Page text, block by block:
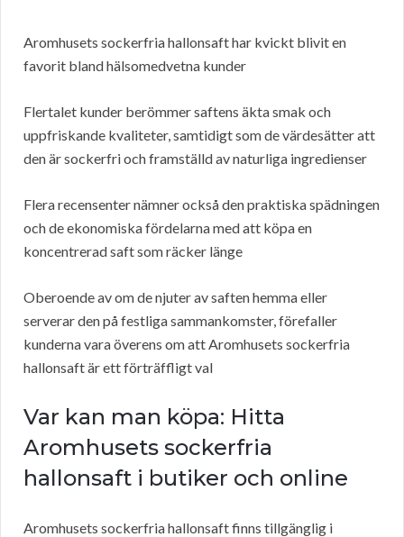
Aromhusets sockerfria hallonsaft har kvickt blivit en
favorit bland hälsomedvetna kunder
Flertalet kunder berömmer saftens äkta smak och
uppfriskande kvaliteter, samtidigt som de värdesätter att
den är sockerfri och framställd av naturliga ingredienser
Flera recensenter nämner också den praktiska spädningen
och de ekonomiska fördelarna med att köpa en
koncentrerad saft som räcker länge
Oberoende av om de njuter av saften hemma eller
serverar den på festliga sammankomster, förefaller
kunderna vara överens om att Aromhusets sockerfria
hallonsaft är ett förträffligt val
Var kan man köpa: Hitta
Aromhusets sockerfria
hallonsaft i butiker och online
Aromhusets sockerfria hallonsaft finns tillgänglig i